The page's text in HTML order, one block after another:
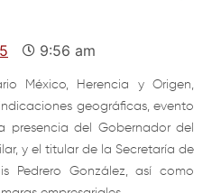
9:56 am
México, Herencia y Origen,
geográficas, evento
del Gobernador del
y el titular de la Secretaría de
Pedrero González, así como